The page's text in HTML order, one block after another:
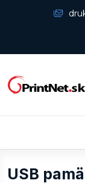
USB